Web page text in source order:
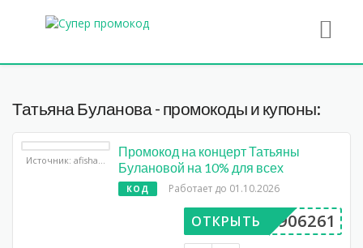
Татьяна Буланова - промокоды и купоны:
Источник: afisha.yandex.ru
Промокод на концерт Татьяны
Булановой на 10% для всех
КОД Работает до 01.10.2026
BP906261
ОТКРЫТЬ